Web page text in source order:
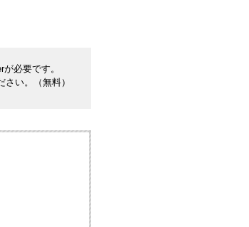
必要です。
い。（無料）